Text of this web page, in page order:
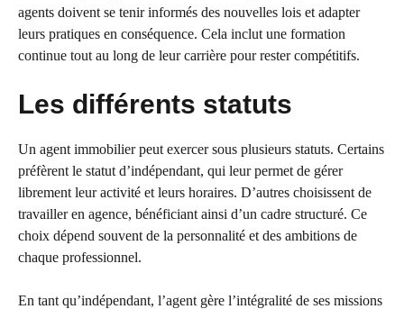
agents doivent se tenir informés des nouvelles lois et adapter
leurs pratiques en conséquence. Cela inclut une formation
continue tout au long de leur carrière pour rester compétitifs.
Les différents statuts
Un agent immobilier peut exercer sous plusieurs statuts. Certains
préfèrent le statut d’indépendant, qui leur permet de gérer
librement leur activité et leurs horaires. D’autres choisissent de
travailler en agence, bénéficiant ainsi d’un cadre structuré. Ce
choix dépend souvent de la personnalité et des ambitions de
chaque professionnel.
En tant qu’indépendant, l’agent gère l’intégralité de ses missions